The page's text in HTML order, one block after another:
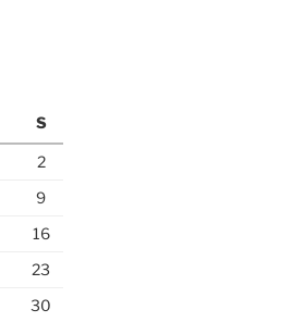
S
2
9
16
23
30